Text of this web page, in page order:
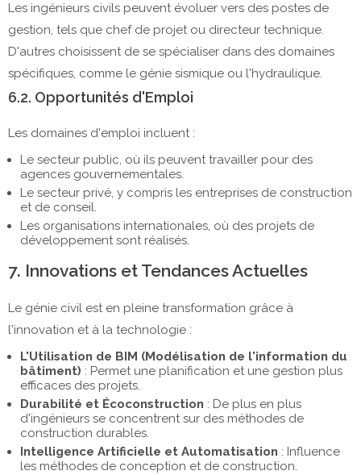
Les ingénieurs civils peuvent évoluer vers des postes de
gestion, tels que chef de projet ou directeur technique.
D'autres choisissent de se spécialiser dans des domaines
spécifiques, comme le génie sismique ou l'hydraulique.
6.2. Opportunités d'Emploi
Les domaines d'emploi incluent :
Le secteur public, où ils peuvent travailler pour des
agences gouvernementales.
Le secteur privé, y compris les entreprises de construction
et de conseil.
Les organisations internationales, où des projets de
développement sont réalisés.
7. Innovations et Tendances Actuelles
Le génie civil est en pleine transformation grâce à
l'innovation et à la technologie :
L'Utilisation de BIM (Modélisation de l'information du
bâtiment) : Permet une planification et une gestion plus
efficaces des projets.
Durabilité et Écoconstruction : De plus en plus
d'ingénieurs se concentrent sur des méthodes de
construction durables.
Intelligence Artificielle et Automatisation : Influence
les méthodes de conception et de construction.